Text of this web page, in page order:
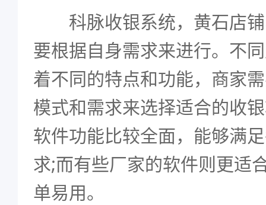
科脉收银系统，黄石店
要根据自身需求来进行。不
着不同的特点和功能，商家
模式和需求来选择适合的收
软件功能比较全面，能够满
求;而有些厂家的软件则更适
单易用。